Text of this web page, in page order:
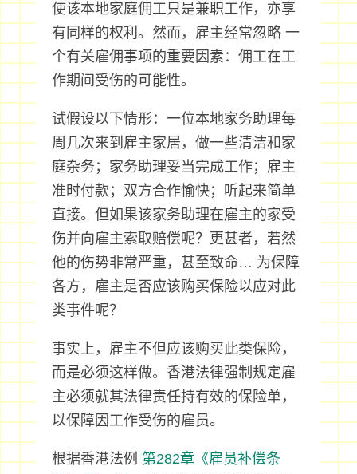
使该本地家庭佣工只是兼职工作，亦享
有同样的权利。然而，雇主经常忽略 一
个有关雇佣事项的重要因素：佣工在工
作期间受伤的可能性。
试假设以下情形：一位本地家务助理每
周几次来到雇主家居，做一些清洁和家
庭杂务；家务助理妥当完成工作；雇主
准时付款；双方合作愉快；听起来简单
直接。但如果该家务助理在雇主的家受
伤并向雇主索取赔偿呢？更甚者，若然
他的伤势非常严重，甚至致命… 为保障
各方，雇主是否应该购买保险以应对此
类事件呢？
事实上，雇主不但应该购买此类保险，
而是必须这样做。香港法律强制规定雇
主必须就其法律责任持有效的保险单，
以保障因工作受伤的雇员。
根据香港法例 第282章《雇员补偿条